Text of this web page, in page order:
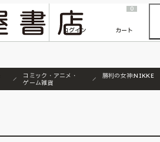
『ONE PIECE magazine 021 ONE PIECEカード付き同梱版』発売延期のご案内
ログイン
0
カート
コミック・アニメ・
ゲーム雑貨
勝利の女神:NIKKE